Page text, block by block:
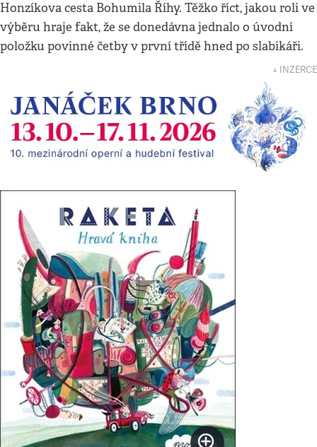
Honzíkova cesta Bohumila Říhy. Těžko říct, jakou roli ve
výběru hraje fakt, že se donedávna jednalo o úvodní
položku povinné četby v první třídě hned po slabikáři.
↓ INZERCE